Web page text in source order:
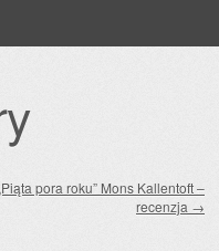
pora roku” Mons Kallentoft –
recenzja →